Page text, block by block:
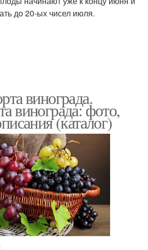
до 20-ых чисел июля.
винограда.
винограда: фото,
(каталог)